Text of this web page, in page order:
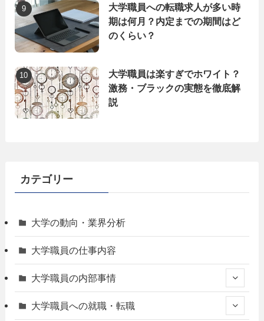
大学職員への転職求人が多い時
期は何月？内定までの期間はど
のくらい？
大学職員は楽すぎでホワイト？
激務・ブラックの実態を徹底解
説
カテゴリー
大学の動向・業界分析
大学職員の仕事内容
大学職員の内部事情
大学職員への就職・転職